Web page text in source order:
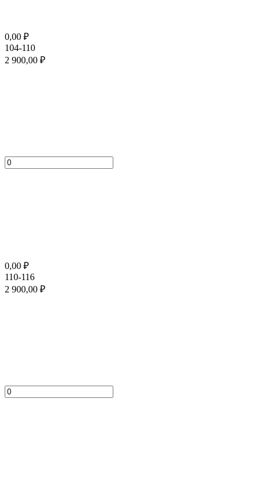
0,00 ₽
104-110
2 900,00 ₽
0,00 ₽
110-116
2 900,00 ₽